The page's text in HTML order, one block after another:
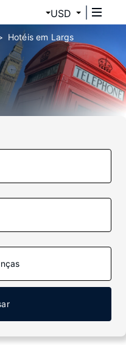
USD
Hotéis em Largs